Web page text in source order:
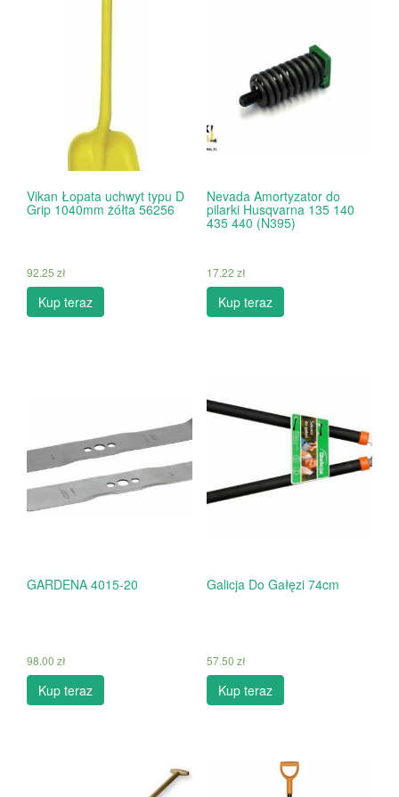
Vikan Łopata uchwyt typu D
Grip 1040mm żółta 56256
92.25 zł
Kup teraz
Nevada Amortyzator do
pilarki Husqvarna 135 140
435 440 (N395)
17.22 zł
Kup teraz
GARDENA 4015-20
98.00 zł
Kup teraz
Galicja Do Gałęzi 74cm
57.50 zł
Kup teraz